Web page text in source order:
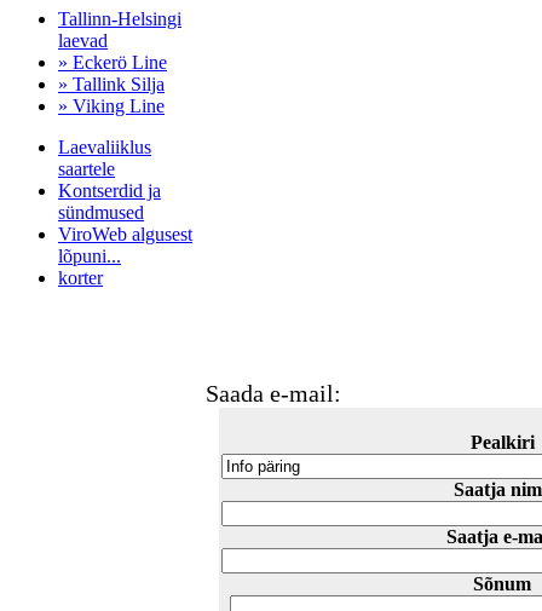
Tallinn-Helsingi
laevad
» Eckerö Line
» Tallink Silja
» Viking Line
Laevaliiklus
saartele
Kontserdid ja
sündmused
ViroWeb algusest
lõpuni...
korter
Saada e-mail:
Pealkiri
Saatja
Saatja e-
Sõnum